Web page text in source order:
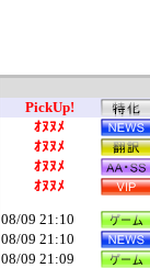
PickUp!
ｵﾇﾇﾒ
ｵﾇﾇﾒ
ｵﾇﾇﾒ
ｵﾇﾇﾒ
08/09 21:10
08/09 21:10
08/09 21:09